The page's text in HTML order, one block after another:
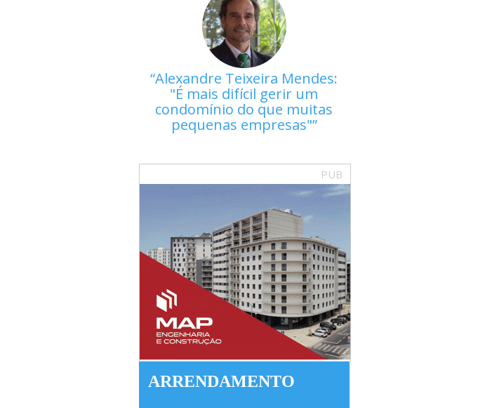
Alexandre Teixeira Mendes:
"É mais difícil gerir um
condomínio do que muitas
pequenas empresas"
PUB
ARRENDAMENTO